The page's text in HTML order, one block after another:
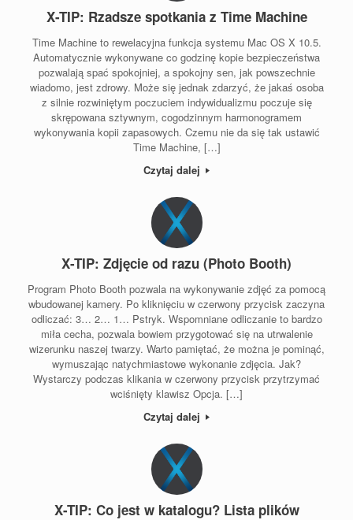
X-TIP: Rzadsze spotkania z Time Machine
Time Machine to rewelacyjna funkcja systemu Mac OS X 10.5.
Automatycznie wykonywane co godzinę kopie bezpieczeństwa
pozwalają spać spokojniej, a spokojny sen, jak powszechnie
wiadomo, jest zdrowy. Może się jednak zdarzyć, że jakaś osoba
z silnie rozwiniętym poczuciem indywidualizmu poczuje się
skrępowana sztywnym, cogodzinnym harmonogramem
wykonywania kopii zapasowych. Czemu nie da się tak ustawić
Time Machine, […]
Czytaj dalej
X-TIP: Zdjęcie od razu (Photo Booth)
Program Photo Booth pozwala na wykonywanie zdjęć za pomocą
wbudowanej kamery. Po kliknięciu w czerwony przycisk zaczyna
odliczać: 3… 2… 1… Pstryk. Wspomniane odliczanie to bardzo
miła cecha, pozwala bowiem przygotować się na utrwalenie
wizerunku naszej twarzy. Warto pamiętać, że można je pominąć,
wymuszając natychmiastowe wykonanie zdjęcia. Jak?
Wystarczy podczas klikania w czerwony przycisk przytrzymać
wciśnięty klawisz Opcja. […]
Czytaj dalej
X-TIP: Co jest w katalogu? Lista plików